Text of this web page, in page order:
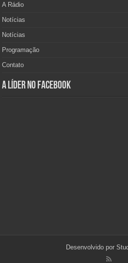
A Rádio
Notícias
Notícias
Programação
Contato
A Líder no Facebook
Desenvolvido por